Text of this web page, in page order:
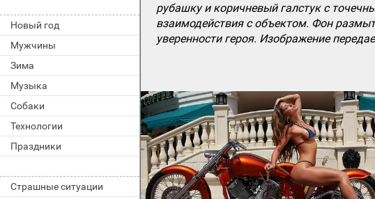
Новый год
Мужчины
Зима
Музыка
Собаки
Технологии
Праздники
Страшные ситуации
рубашку и коричневый галстук с
взаимодействия с объектом. Фон
уверенности героя. Изображение